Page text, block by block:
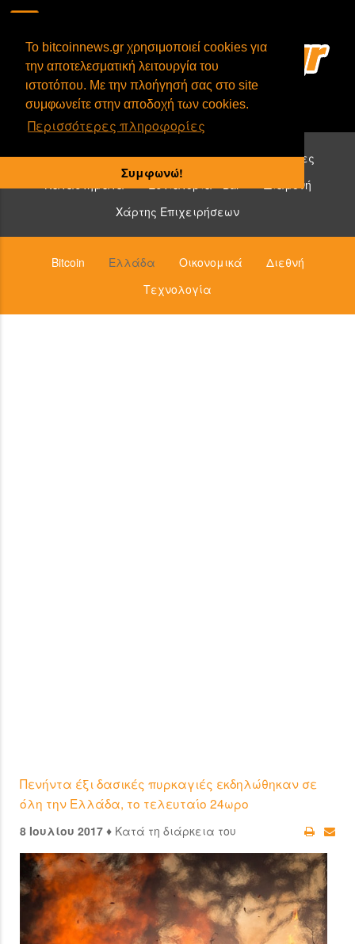
To bitcoinnews.gr χρησιμοποιεί cookies για
την αποτελεσματική λειτουργία του
ιστοτόπου. Με την πλοήγησή σας στο site
συμφωνείτε στην αποδοχή των cookies.
Περισσότερες πληροφορίες
Συμφωνώ!
Επιχειρήσεις που δέχονται bitcoin:
Υπηρεσίες
Καταστήματα
Εστιατόρια - Bar
Διαμονή
Χάρτης Επιχειρήσεων
Bitcoin Ελλάδα Οικονομικά
Διεθνή
Τεχνολογία
Πενήντα έξι δασικές πυρκαγιές εκδηλώθηκαν σε
όλη την Ελλάδα, το τελευταίο 24ωρο
8 Ιουλίου 2017 ♦ Κατά τη διάρκεια του